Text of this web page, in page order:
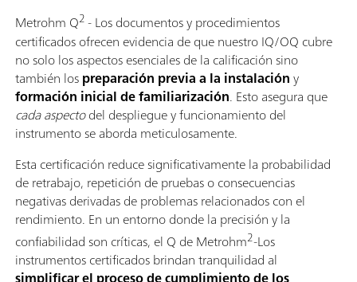
Metrohm Q2- Los documentos y procedimientos
certificados ofrecen evidencia de que nuestro IQ/OQ cubre
no solo los aspectos esenciales de la calificación sino
también lospreparación previa a la instalacióny
formación inicial de familiarización. Esto asegura que
cada aspectodel despliegue y funcionamiento del
instrumento se aborda meticulosamente.
Esta certificación reduce significativamente la probabilidad
de retrabajo, repetición de pruebas o consecuencias
negativas derivadas de problemas relacionados con el
rendimiento. En un entorno donde la precisión y la
confiabilidad son críticas, el Q de Metrohm2-Los
instrumentos certificados brindan tranquilidad al